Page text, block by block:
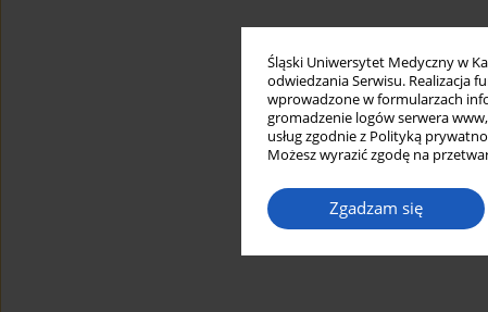
Śląski Uniwersytet Medyczny w
odwiedzania Serwisu. Realizacja
wprowadzone w formularzach
gromadzenie logów serwera
usług zgodnie z Polityką
Możesz wyrazić zgodę na
Zgadzam się